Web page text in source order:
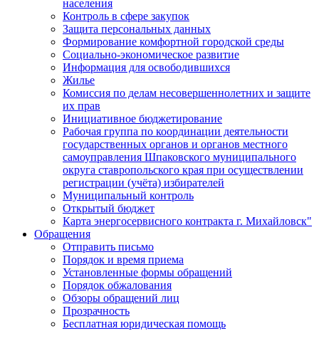
населения
Контроль в сфере закупок
Защита персональных данных
Формирование комфортной городской среды
Социально-экономическое развитие
Информация для освободившихся
Жилье
Комиссия по делам несовершеннолетних и защите
их прав
Инициативное бюджетирование
Рабочая группа по координации деятельности
государственных органов и органов местного
самоуправления Шпаковского муниципального
округа ставропольского края при осуществлении
регистрации (учёта) избирателей
Муниципальный контроль
Открытый бюджет
Карта энергосервисного контракта г. Михайловск"
Обращения
Отправить письмо
Порядок и время приема
Установленные формы обращений
Порядок обжалования
Обзоры обращений лиц
Прозрачность
Бесплатная юридическая помощь